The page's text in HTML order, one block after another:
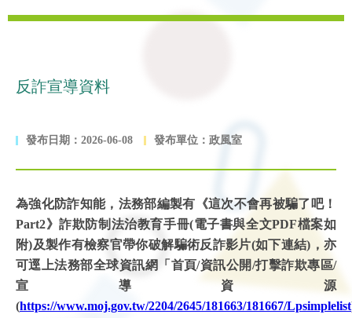
反詐宣導資料
發布日期：2026-06-08 發布單位：政風室
為強化防詐知能，法務部編製有《這次不會再被騙了吧！
Part2》詐欺防制法治教育手冊(電子書與全文PDF檔案如
附)及製作有檢察官帶你破解騙術反詐影片(如下連結)，亦
可逕上法務部全球資訊網「首頁/資訊公開/打擊詐欺專區/
宣導資源
(https://www.moj.gov.tw/2204/2645/181663/181667/Lpsimplelist